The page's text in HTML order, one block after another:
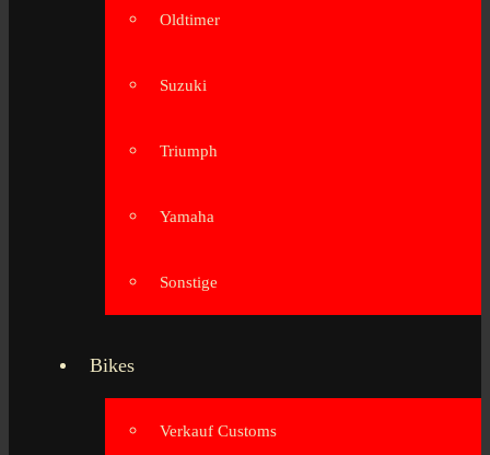
Oldtimer
Suzuki
Triumph
Yamaha
Sonstige
Bikes
Verkauf Customs